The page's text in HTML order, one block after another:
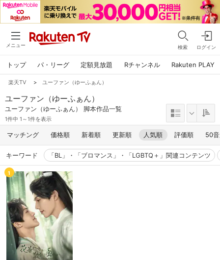
メニュー 検索 ログイン
トップ パ・リーグ 定額見放題 Rチャンネル Rakuten PLAY
楽天TV > ユーファン（ゆーふぁん）
ユーファン（ゆーふぁん）
ユーファン（ゆーふぁん） 脚本作品一覧
1件中 1～1件を表示
マッチング 価格順 新着順 更新順 人気順 評価順 50
キーワード 「BL」・「ブロマンス」・「LGBTQ＋」関連コンテンツ
1